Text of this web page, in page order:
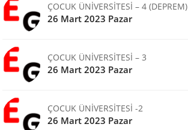
ÇOCUK ÜNİVERSİTESİ – 4 (DEPREM)
26 Mart 2023 Pazar
ÇOCUK ÜNİVERSİTESİ – 3
26 Mart 2023 Pazar
ÇOCUK ÜNİVERSİTESİ -2
26 Mart 2023 Pazar